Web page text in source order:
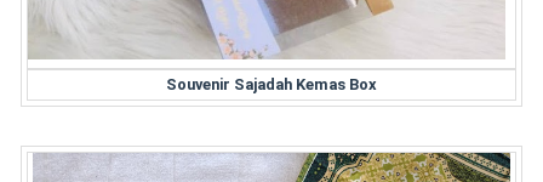
Souvenir Sajadah Kemas Box